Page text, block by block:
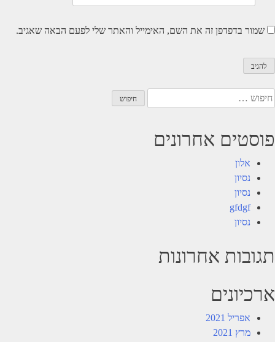
שמור בדפדפן זה את השם, האימייל והאתר שלי לפעם הבאה שאגיב.
חיפוש:
פוסטים אחרונים
אלון
נסיון
נסיון
gfdgf
נסיון
תגובות אחרונות
ארכיונים
אפריל 2021
מרץ 2021